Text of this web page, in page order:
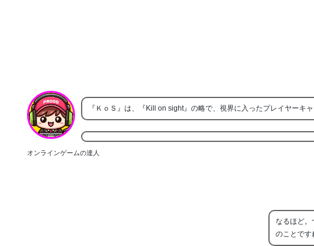
オンラインゲームの達人
『ＫｏＳ』は、『Kill on sight』の略で、視界に入ったプレイヤーキ
なるほど。
のことです